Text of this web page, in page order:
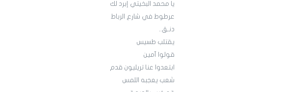
يا محمد البخيتي إبرد لك
عرطوط في شارع الرباط
دنـق..
يقتلب طسيس
قولوا آمين
ابتعدوا عنا تريليون قدم
شعب يعجبه اللمس